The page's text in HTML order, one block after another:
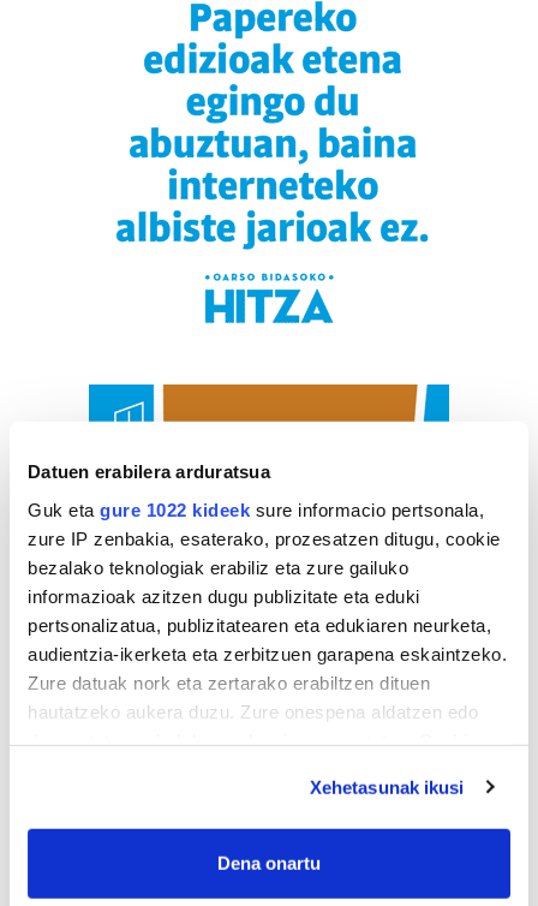
Datuen erabilera arduratsua
Guk eta gure 1022 kideek sure informacio pertsonala,
zure IP zenbakia, esaterako, prozesatzen ditugu, cookie
bezalako teknologiak erabiliz eta zure gailuko
informazioak azitzen dugu publizitate eta eduki
pertsonalizatua, publizitatearen eta edukiaren neurketa,
audientzia-ikerketa eta zerbitzuen garapena eskaintzeko.
Zure datuak nork eta zertarako erabiltzen dituen
hautatzeko aukera duzu. Zure onespena aldatzen edo
If you allow, we would also like to:
Collect information about your geographical
Xehetasunak ikusi
Dena onartu